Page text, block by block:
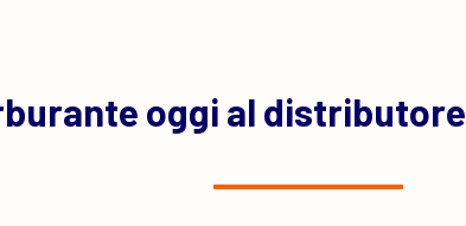
oggi al distributore